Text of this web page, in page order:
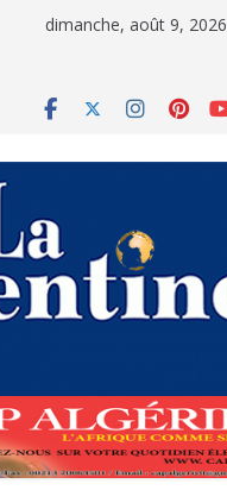
dimanche, août 9, 2026